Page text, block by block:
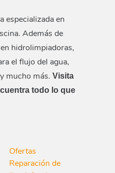
especializada en
Además de
hidrolimpiadoras,
el flujo del agua,
mucho más. Visita
todo lo que
Ofertas
Reparación de